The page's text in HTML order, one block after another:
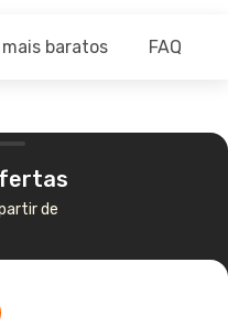
mais baratos FAQ
de